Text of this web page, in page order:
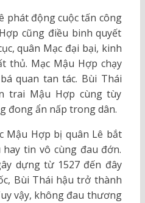
phát động cuộc tấn công
cũng điều binh quyết
quân Mạc đại bại, kinh
thủ. Mạc Mậu Hợp chạy
quan tan tác. Bùi Thái
trai Mậu Hợp cùng tùy
đong ẩn nấp trong dân.
Mậu Hợp bị quân Lê bắt
tin vô cùng đau đớn.
dựng từ 1527 đến đây
Bùi Thái hậu trở thành
vậy, không đau thương